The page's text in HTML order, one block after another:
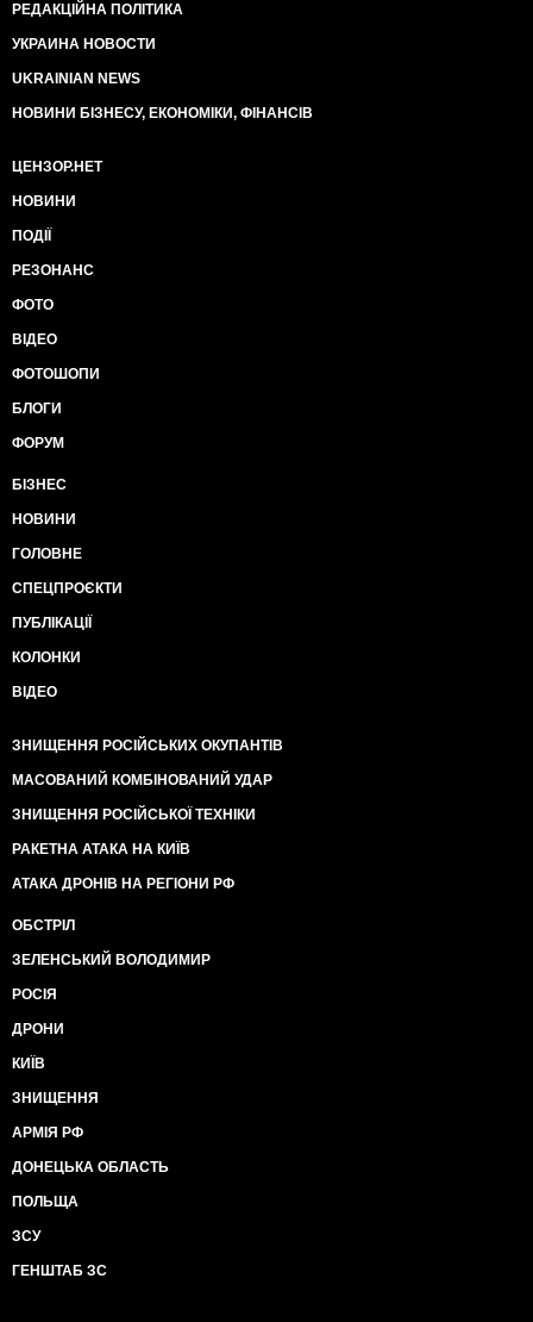
РЕДАКЦІЙНА ПОЛІТИКА
УКРАИНА НОВОСТИ
UKRAINIAN NEWS
НОВИНИ БІЗНЕСУ, ЕКОНОМІКИ, ФІНАНСІВ
ЦЕНЗОР.НЕТ
НОВИНИ
ПОДІЇ
РЕЗОНАНС
ФОТО
ВІДЕО
ФОТОШОПИ
БЛОГИ
ФОРУМ
БІЗНЕС
НОВИНИ
ГОЛОВНЕ
СПЕЦПРОЄКТИ
ПУБЛІКАЦІЇ
КОЛОНКИ
ВІДЕО
ЗНИЩЕННЯ РОСІЙСЬКИХ ОКУПАНТІВ
МАСОВАНИЙ КОМБІНОВАНИЙ УДАР
ЗНИЩЕННЯ РОСІЙСЬКОЇ ТЕХНІКИ
РАКЕТНА АТАКА НА КИЇВ
АТАКА ДРОНІВ НА РЕГІОНИ РФ
ОБСТРІЛ
ЗЕЛЕНСЬКИЙ ВОЛОДИМИР
РОСІЯ
ДРОНИ
КИЇВ
ЗНИЩЕННЯ
АРМІЯ РФ
ДОНЕЦЬКА ОБЛАСТЬ
ПОЛЬЩА
ЗСУ
ГЕНШТАБ ЗС